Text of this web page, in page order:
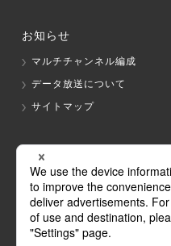
お知らせ
マルチチャンネル編成
データ放送について
サイトマップ
グループ会社
テレビ朝日